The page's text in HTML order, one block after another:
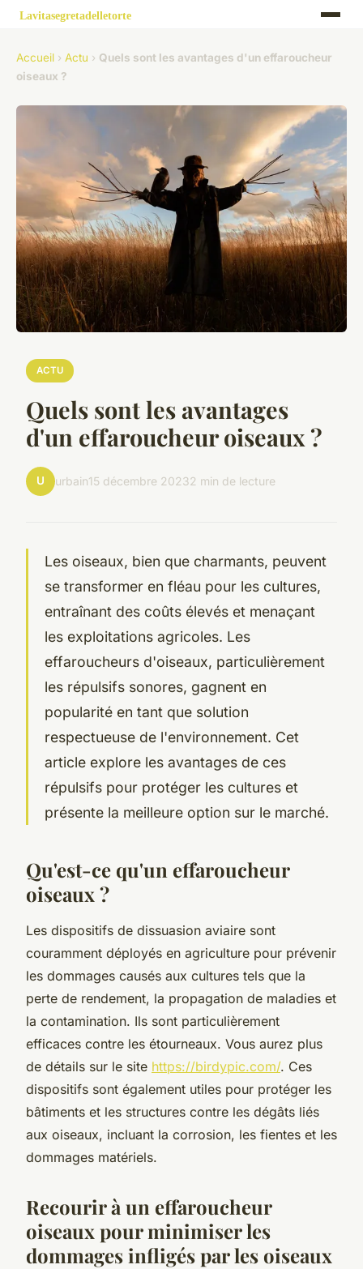
Accueil › Actu › Quels sont les avantages d'un effaroucheur
oiseaux ?
ACTU
Quels sont les avantages
d'un effaroucheur oiseaux ?
U urbain15 décembre 20232 min de lecture
Les oiseaux, bien que charmants, peuvent
se transformer en fléau pour les cultures,
entraînant des coûts élevés et menaçant
les exploitations agricoles. Les
effaroucheurs d'oiseaux, particulièrement
les répulsifs sonores, gagnent en
popularité en tant que solution
respectueuse de l'environnement. Cet
article explore les avantages de ces
répulsifs pour protéger les cultures et
présente la meilleure option sur le marché.
Qu'est-ce qu'un effaroucheur
oiseaux ?
Les dispositifs de dissuasion aviaire sont
couramment déployés en agriculture pour prévenir
les dommages causés aux cultures tels que la
perte de rendement, la propagation de maladies et
la contamination. Ils sont particulièrement
efficaces contre les étourneaux. Vous aurez plus
de détails sur le site https://birdypic.com/. Ces
dispositifs sont également utiles pour protéger les
bâtiments et les structures contre les dégâts liés
aux oiseaux, incluant la corrosion, les fientes et les
dommages matériels.
Recourir à un effaroucheur
oiseaux pour minimiser les
dommages infligés par les oiseaux